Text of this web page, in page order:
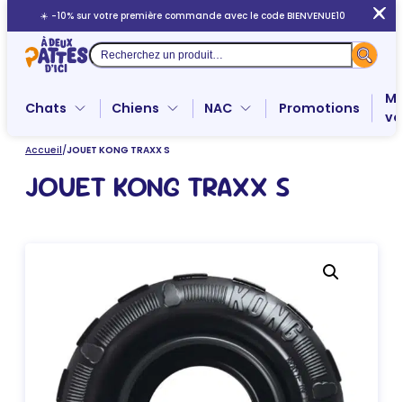
au
contenu
☀️ -10% sur votre première commande avec le code BIENVENUE10
Recherche
Chats Chiens NAC Promotions
Accueil/JOUET KONG TRAXX S
JOUET KONG TRAXX S